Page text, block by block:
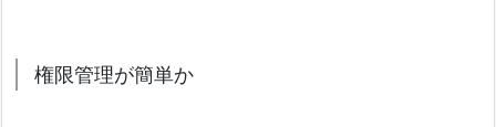
権限管理が簡単か